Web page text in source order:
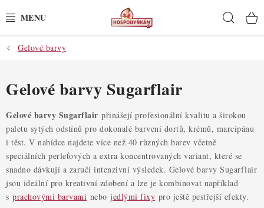
na
POTŘEBY
POMŮCKY
SUROVINY
DEKORACE
PRO OSLAVY
DO KUCHYNĚ
Gelové barvy
Gelové barvy Sugarflair
Gelové barvy Sugarflair přinášejí profesionální kvalitu a širokou
paletu sytých odstínů pro dokonalé barvení dortů, krémů, marcipánu
i těst. V nabídce najdete více než 40 různých barev včetně
speciálních perleťových a extra koncentrovaných variant, které se
snadno dávkují a zaručí intenzivní výsledek. Gelové barvy Sugarflair
jsou ideální pro kreativní zdobení a lze je kombinovat například
s prachovými barvami nebo jedlými fixy pro ještě pestřejší efekty.